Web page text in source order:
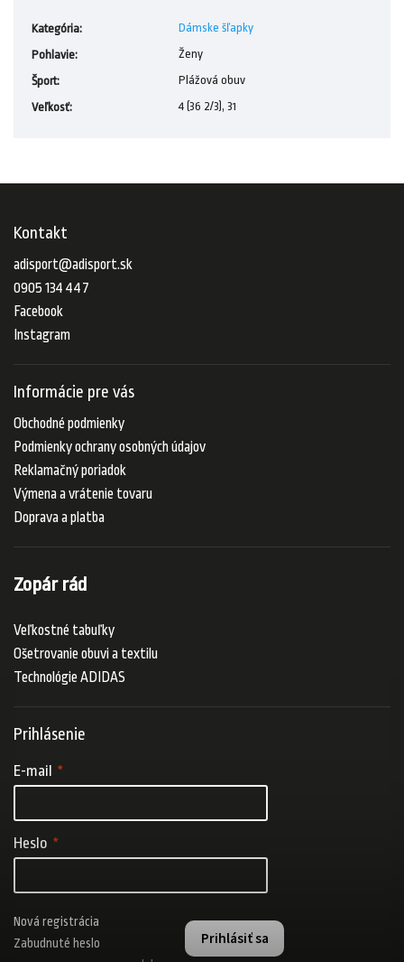
Kategória:
Dámske šľapky
Pohlavie:
Ženy
Šport:
Plážová obuv
Veľkosť: 4 (36 2/3), 31
Kontakt
adisport@adisport.sk
0905 134 447
Facebook
Instagram
Informácie pre vás
Obchodné podmienky
Podmienky ochrany osobných údajov
Reklamačný poriadok
Výmena a vrátenie tovaru
Doprava a platba
Zopár rád
Veľkostné tabuľky
Ošetrovanie obuvi a textilu
Technológie ADIDAS
Prihlásenie
E-mail
Heslo
Prihlásiť sa
Nová registrácia
Zabudnuté heslo